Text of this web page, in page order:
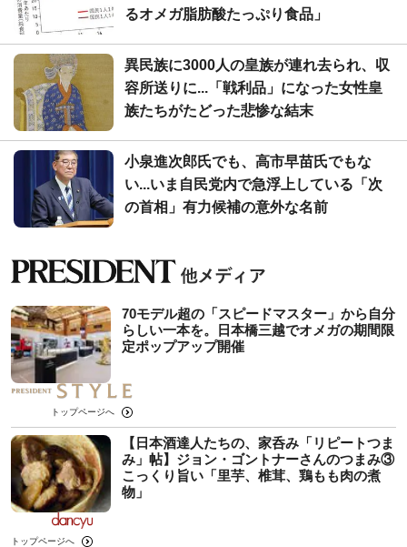
るオメガ脂肪酸たっぷり食品」
異民族に3000人の皇族が連れ去られ、収
容所送りに...「戦利品」になった女性皇
族たちがたどった悲惨な結末
小泉進次郎氏でも、高市早苗氏でもな
い...いま自民党内で急浮上している「次
の首相」有力候補の意外な名前
70モデル超の「スピードマスター」から自分
らしい一本を。日本橋三越でオメガの期間限
定ポップアップ開催
トップページへ
【日本酒達人たちの、家呑み「リピートつま
み」帖】ジョン・ゴントナーさんのつまみ③
こっくり旨い「里芋、椎茸、鶏もも肉の煮
物」
トップページへ